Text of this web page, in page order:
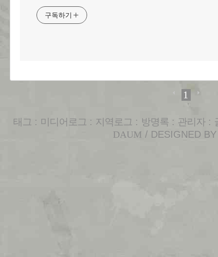
구독하기
1
태그 : 미디어로그 : 지역로그 : 방명록 : 관리자 :
DAUM / DESIGNED